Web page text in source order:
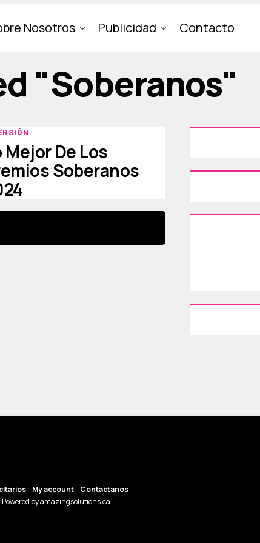
Nosotros Publicidad Contacto
"soberanos"
Mejor De Los
Soberanos
My account
Contactanos
by amazingsolutions.ca